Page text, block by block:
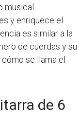
musical
y enriquece el
es similar a la
de cuerdas y su
cómo se llama el
de 6